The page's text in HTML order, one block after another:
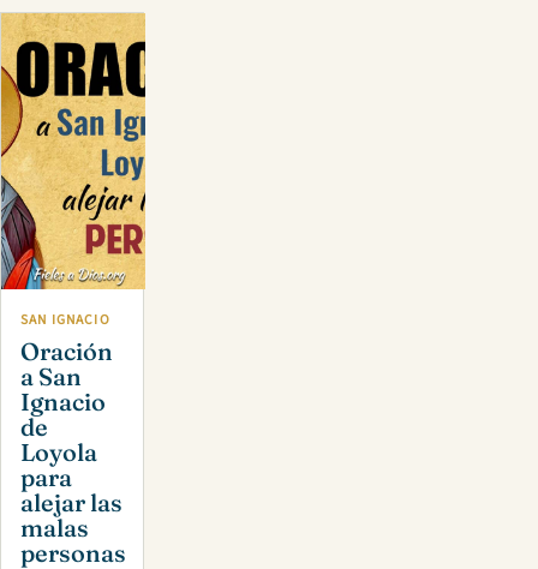
SAN IGNACIO
Oración
a San
Ignacio
de
Loyola
para
alejar las
malas
personas